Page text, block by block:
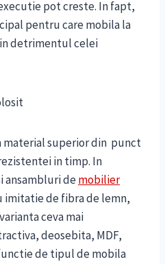
pot creste. In fapt,
pentru care mobila la
detrimentul celei
material superior din punct
in timp. In
ansambluri demobilier
imitatie de fibra de lemn,
ceva mai
deosebita, MDF,
de tipul de mobila